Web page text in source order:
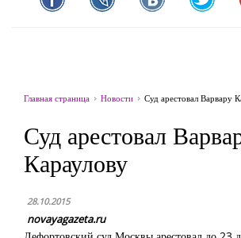
Главная страница Новости Суд арестовал Варвару
Суд арестовал
Караулову
28.10.2015
novayagazeta.ru